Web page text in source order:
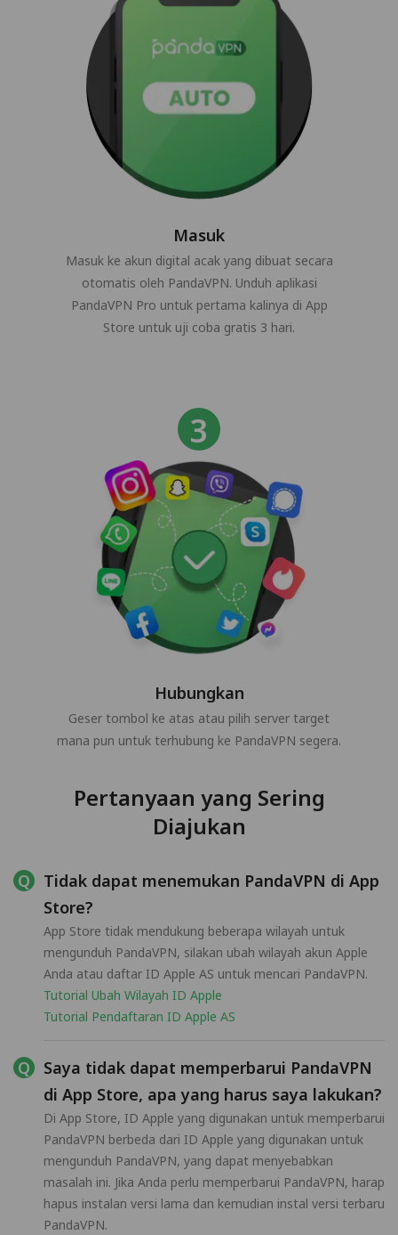
Masuk
Masuk ke akun digital acak yang dibuat secara
otomatis oleh PandaVPN. Unduh aplikasi
PandaVPN Pro untuk pertama kalinya di App
Store untuk uji coba gratis 3 hari.
Hubungkan
Geser tombol ke atas atau pilih server target
mana pun untuk terhubung ke PandaVPN segera.
Pertanyaan yang Sering
Diajukan
Tidak dapat menemukan PandaVPN di App
Store?
App Store tidak mendukung beberapa wilayah untuk
mengunduh PandaVPN, silakan ubah wilayah akun Apple
Anda atau daftar ID Apple AS untuk mencari PandaVPN.
Tutorial Ubah Wilayah ID Apple
Tutorial Pendaftaran ID Apple AS
Saya tidak dapat memperbarui PandaVPN
di App Store, apa yang harus saya lakukan?
Di App Store, ID Apple yang digunakan untuk memperbarui
PandaVPN berbeda dari ID Apple yang digunakan untuk
mengunduh PandaVPN, yang dapat menyebabkan
masalah ini. Jika Anda perlu memperbarui PandaVPN, harap
hapus instalan versi lama dan kemudian instal versi terbaru
PandaVPN.